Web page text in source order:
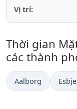
Vị trí:
Thời gian
các thành
Aalborg